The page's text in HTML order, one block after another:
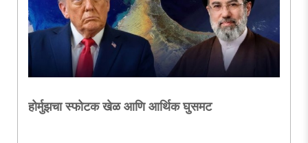
होर्मुझचा स्फोटक खेळ आणि आर्थिक घुसमट